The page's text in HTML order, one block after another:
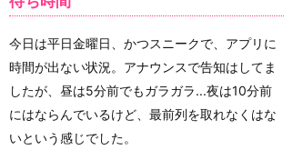
今日は平日金曜日、かつスニークで、アプリに
時間が出ない状況。アナウンスで告知はしてま
したが、昼は5分前でもガラガラ...夜は10分前
にはならんでいるけど、最前列を取れなくはな
いという感じでした。